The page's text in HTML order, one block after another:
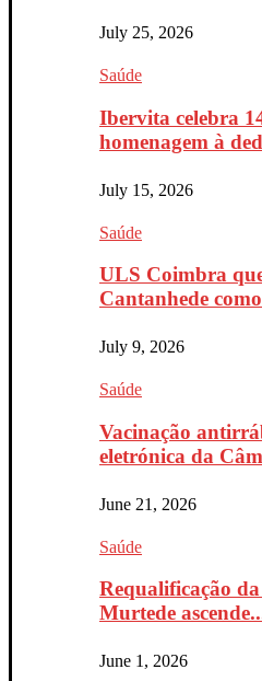
July 25, 2026
Saúde
Ibervita celebra
homenagem à
July 15, 2026
Saúde
ULS Coimbra
Cantanhede
July 9, 2026
Saúde
Vacinação
eletrónica da
June 21, 2026
Saúde
Requalificação
Murtede
June 1, 2026